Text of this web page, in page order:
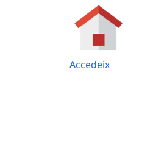
Accedeix